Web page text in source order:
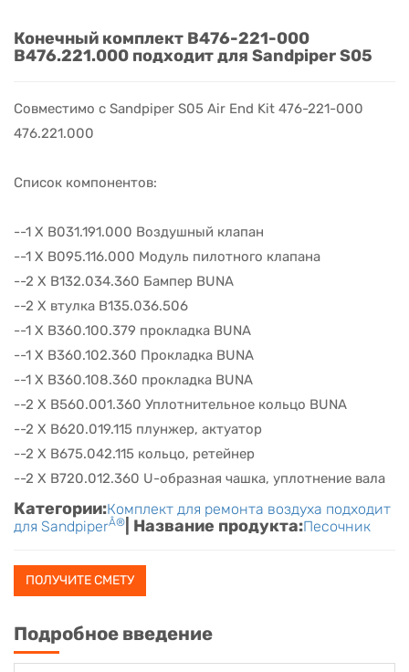
Конечный комплект B476-221-000
B476.221.000 подходит для Sandpiper S05
Совместимо с Sandpiper S05 Air End Kit 476-221-000
476.221.000
Список компонентов:
--1 X B031.191.000 Воздушный клапан
--1 X B095.116.000 Модуль пилотного клапана
--2 X B132.034.360 Бампер BUNA
--2 X втулка B135.036.506
--1 X B360.100.379 прокладка BUNA
--1 X B360.102.360 Прокладка BUNA
--1 X B360.108.360 прокладка BUNA
--2 X B560.001.360 Уплотнительное кольцо BUNA
--2 X B620.019.115 плунжер, актуатор
--2 X B675.042.115 кольцо, ретейнер
--2 X B720.012.360 U-образная чашка, уплотнение вала
Категории:Комплект для ремонта воздуха подходит
для SandpiperÂ® | Название продукта:Песочник
ПОЛУЧИТЕ СМЕТУ
Подробное введение